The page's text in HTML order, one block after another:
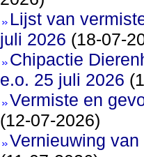
Lijst van
juli 2026 (18-07-
Chipactie
e.o. 25 juli 2026
Vermiste en
(12-07-2026)
Vernieuwing